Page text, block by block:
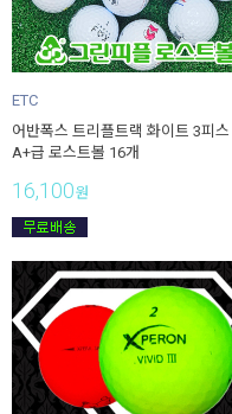
ETC
어반폭스 트리플트랙 화이트 3피스
A+급 로스트볼 16개
16,100원